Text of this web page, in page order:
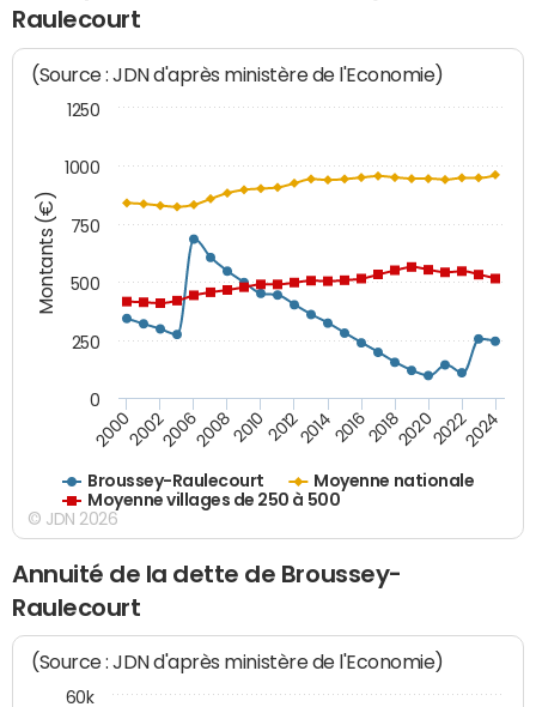
Raulecourt
Montants (€)
(Source : JDN d'après ministère de l'Economie)
Broussey-Raulecourt
Moyenne nationale
Moyenne villages de 250 à 500
200020022006200820102012201420162018202020222024
0
250
500
750
1000
1250
© JDN 2026
Annuité de la dette de Broussey-
Raulecourt
(Source : JDN d'après ministère de l'Economie)
60k